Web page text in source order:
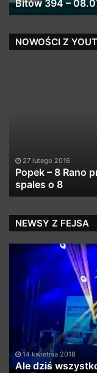
Bitów 394 –
NOWOŚCI Z
ze
nie
spales
o
27 lutego 2016
Popek – 8 Rano
spales o 8
NEWSY Z FEJSA
wszystko
chodziło
#pokahontaz…
14 kwietnia 2018
Ale dziś